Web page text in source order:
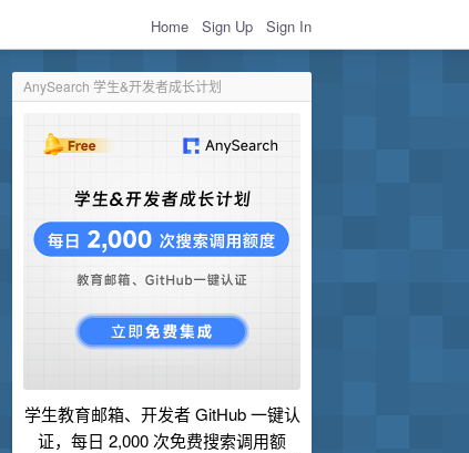
Home Sign Up Sign In
AnySearch 学生&开发者成长计划
学生教育邮箱、开发者 GitHub 一键认
证，每日 2,000 次免费搜索调用额